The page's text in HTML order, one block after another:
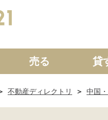
中古一戸建て
売る 貸
不動産ディレクトリ 中国